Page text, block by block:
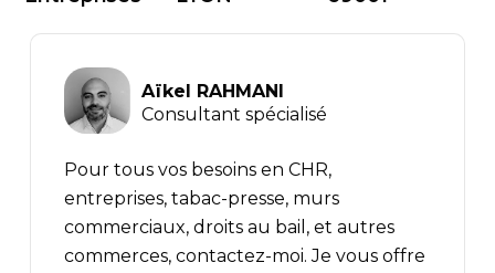
Aïkel RAHMANI
Consultant spécialisé
Pour tous vos besoins en CHR,
entreprises, tabac-presse, murs
commerciaux, droits au bail, et autres
commerces, contactez-moi. Je vous offre